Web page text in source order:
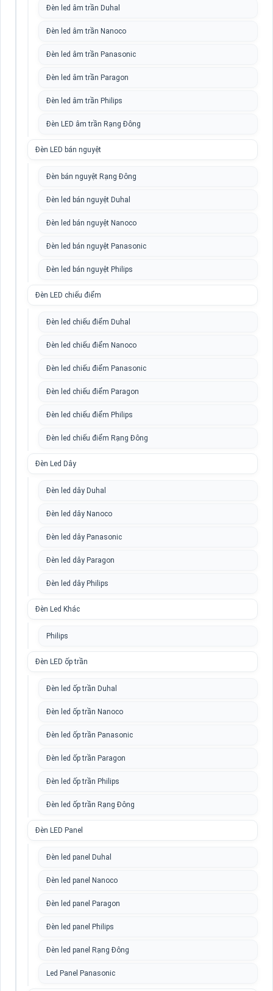
Đèn led âm trần Duhal
Đèn led âm trần Nanoco
Đèn led âm trần Panasonic
Đèn led âm trần Paragon
Đèn led âm trần Philips
Đèn LED âm trần Rạng Đông
Đèn LED bán nguyệt
Đèn bán nguyệt Rạng Đông
Đèn led bán nguyệt Duhal
Đèn led bán nguyệt Nanoco
Đèn led bán nguyệt Panasonic
Đèn led bán nguyệt Philips
Đèn LED chiếu điểm
Đèn led chiếu điểm Duhal
Đèn led chiếu điểm Nanoco
Đèn led chiếu điểm Panasonic
Đèn led chiếu điểm Paragon
Đèn led chiếu điểm Philips
Đèn led chiếu điểm Rạng Đông
Đèn Led Dây
Đèn led dây Duhal
Đèn led dây Nanoco
Đèn led dây Panasonic
Đèn led dây Paragon
Đèn led dây Philips
Đèn Led Khác
Philips
Đèn LED ốp trần
Đèn led ốp trần Duhal
Đèn led ốp trần Nanoco
Đèn led ốp trần Panasonic
Đèn led ốp trần Paragon
Đèn led ốp trần Philips
Đèn led ốp trần Rạng Đông
Đèn LED Panel
Đèn led panel Duhal
Đèn led panel Nanoco
Đèn led panel Paragon
Đèn led panel Philips
Đèn led panel Rạng Đông
Led Panel Panasonic